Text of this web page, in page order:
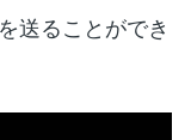
送ることができ